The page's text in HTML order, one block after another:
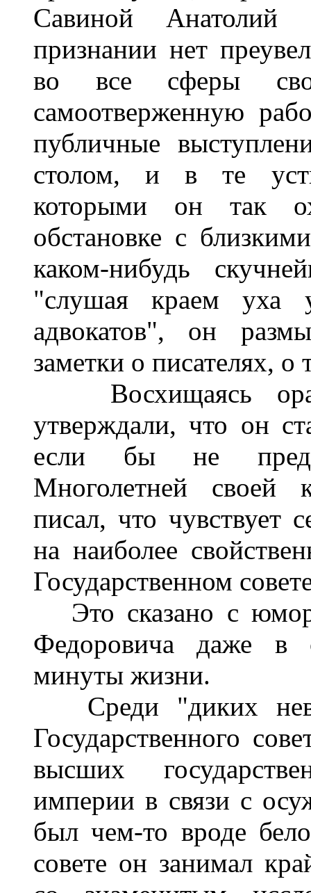
Савиной
признании нет
во все сферы
самоотверженную
публичные
столом, и в те
которыми он так
обстановке с
каком-нибудь
"слушая краем уха
адвокатов", он
заметки о писателях, о
Восхищаясь
утверждали, что он
если бы не
Многолетней своей
писал, что чувствует
на наиболее
Государственном
Это сказано с
Федоровича даже в
минуты жизни.
Среди "диких
Государственного
высших
империи в связи с
был чем-то вроде
совете он занимал